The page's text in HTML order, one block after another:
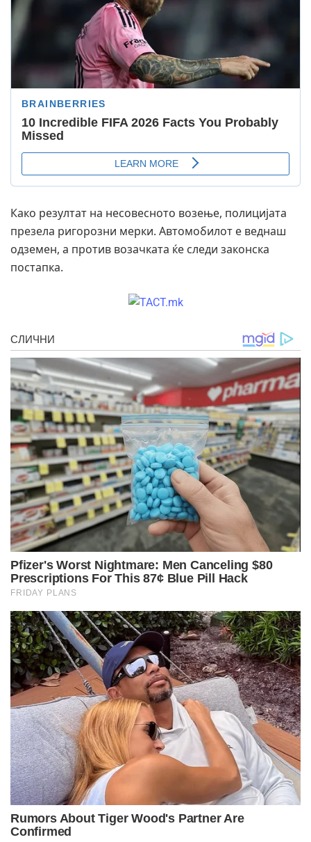
Како резултат на несовесното возење, полицијата
презела ригорозни мерки. Автомобилот е веднаш
одземен, а против возачката ќе следи законска
постапка.